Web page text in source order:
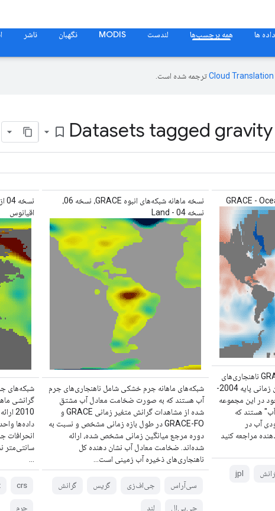
ها همه برچسب‌ها لندست MODIS نگهبان ناشر
ترجمه شده است.
Datasets tagged
bookmark_border
شبکه‌های جرم ماهانه GRACE Tellus ناهنجاری‌های
گرانشی ماهانه را نسبت به میانگین زمانی پایه 2004-
در این مجموعه
هستند که
آب در
مراجعه کنید
jpl
نسخه ماهانه شبکه‌های انبوه GRACE، نسخه 06،
نسخه 04 - Land
شبکه‌های ماهانه جرم خشکی شامل ناهنجاری‌های جرم
آب هستند که به صورت ضخامت معادل آب مشتق
شده از مشاهدات گرانش متغیر زمانی GRACE و
GRACE-FO در طول بازه زمانی مشخص و نسبت به
دوره مرجع میانگین زمانی مشخص شده، ارائه
شده‌اند. ضخامت معادل آب نشان دهنده کل
ناهنجاری‌های ذخیره آب زمینی است...
سی‌آر‌اس جی‌اف‌زی گریس گرانش
جی‌پی‌ال لند
اقیانوس
داده‌ها
انحرافات
سانتی‌متر
crs
جرم